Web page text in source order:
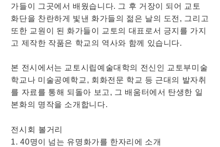
가들이 그곳에서 배웠습니다. 그 후 거장이 되어 교토
화단을 찬란하게 빛낸 화가들의 젊은 날의 도전, 그리고
또한 교원이 된 화가들이 교토의 대표로서 긍지를 가지
고 제작한 작품은 학교의 역사와 함께 있습니다.
본 전시에서는 교토시립예술대학의 전신인 교토부미술
학교나 미술공예학교, 회화전문 학교 등 근대의 발자취
를 자료를 통해 되돌아 보고, 그 배움터에서 탄생한 일
본화의 명작을 소개합니다.
전시회 볼거리
1. 40명이 넘는 유명화가를 한자리에 소개